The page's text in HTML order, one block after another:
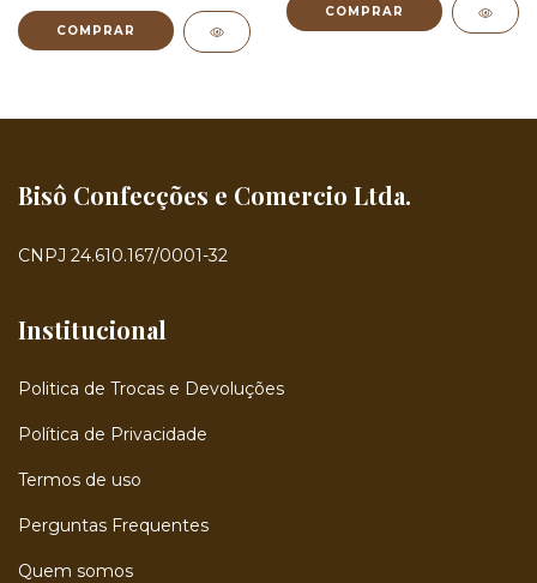
COMPRAR
COMPRAR
Bisô Confecções e Comercio Ltda.
CNPJ 24.610.167/0001-32
Institucional
Politica de Trocas e Devoluções
Política de Privacidade
Termos de uso
Perguntas Frequentes
Quem somos